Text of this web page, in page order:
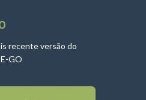
recente versão do
GO